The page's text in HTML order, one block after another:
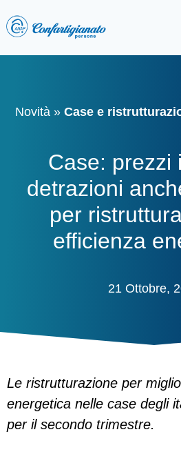
Novità »Case e
Case: prezzi
detrazioni
per
efficienza
21 Ottobre,
Le ristrutturazione per
energetica nelle case degli
per il secondo trimestre.